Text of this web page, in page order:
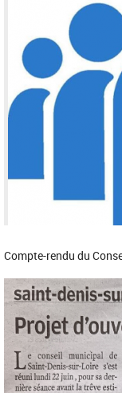
Compte-rendu du